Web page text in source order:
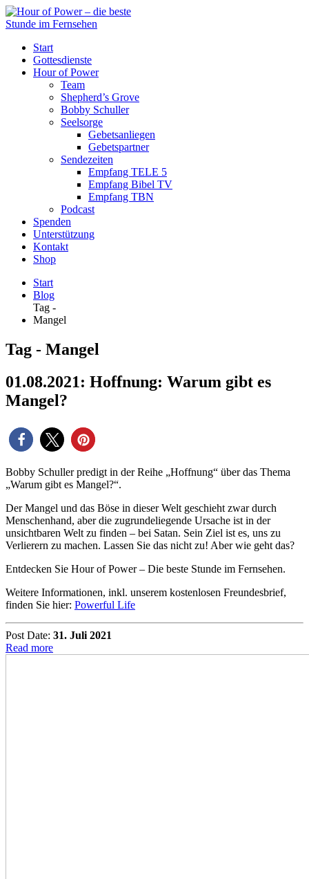
Start
Gottesdienste
Hour of Power
Team
Shepherd’s Grove
Bobby Schuller
Seelsorge
Gebetsanliegen
Gebetspartner
Sendezeiten
Empfang TELE 5
Empfang Bibel TV
Empfang TBN
Podcast
Spenden
Unterstützung
Kontakt
Shop
Start
Blog
Tag -
Mangel
Tag - Mangel
01.08.2021: Hoffnung: Warum gibt es
Mangel?
Bobby Schuller predigt in der Reihe „Hoffnung“ über das Thema
„Warum gibt es Mangel?“.
Der Mangel und das Böse in dieser Welt geschieht zwar durch
Menschenhand, aber die zugrundeliegende Ursache ist in der
unsichtbaren Welt zu finden – bei Satan. Sein Ziel ist es, uns zu
Verlierern zu machen. Lassen Sie das nicht zu! Aber wie geht das?
Entdecken Sie Hour of Power – Die beste Stunde im Fernsehen.
Weitere Informationen, inkl. unserem kostenlosen Freundesbrief,
finden Sie hier: Powerful Life
Post Date: 31. Juli 2021
Read more